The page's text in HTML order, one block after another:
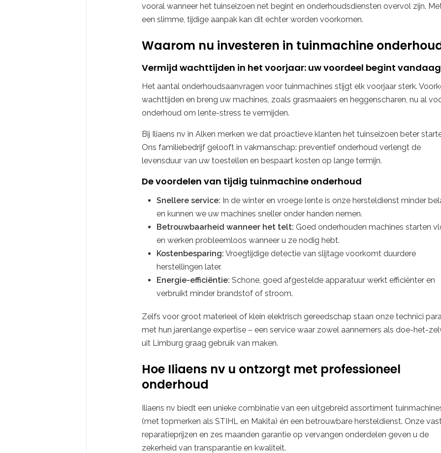
vooral wanneer het tuinseizoen net begint en onderhoudsdiensten overvol zijn.
een slimme, tijdige aanpak kan dit echter worden voorkomen.
Waarom nu investeren in tuinmachine
Vermijd wachttijden in het voorjaar: uw voordeel begint vandaag
Het aantal onderhoudsaanvragen voor tuinmachines stijgt elk voorjaar sterk.
wachttijden en breng uw machines, zoals grasmaaiers en heggenscharen, nu al
onderhoud om lente-stress te vermijden.
Bij Iliaens nv in Alken merken we dat proactieve klanten het tuinseizoen beter
Ons familiebedrijf gelooft in vakmanschap: preventief onderhoud verlengt de
levensduur van uw toestellen en bespaart kosten op lange termijn.
De voordelen van tijdig tuinmachine onderhoud
Snellere service: In de winter en vroege lente is onze hersteldienst minder
en kunnen we uw machines sneller onder handen nemen.
Betrouwbaarheid wanneer het telt: Goed onderhouden machines starten
en werken probleemloos wanneer u ze nodig hebt.
Kostenbesparing: Vroegtijdige detectie van slijtage voorkomt duurdere
herstellingen later.
Energie-efficiëntie: Schone, goed afgestelde apparatuur werkt efficiënter en
verbruikt minder brandstof of stroom.
Zelfs voor groot materieel of klein elektrisch gereedschap staan onze technici
met hun jarenlange expertise – een service waar zowel aannemers als doe-het-
uit Limburg graag gebruik van maken.
Hoe Iliaens nv u ontzorgt met professioneel
onderhoud
Iliaens nv biedt een unieke combinatie van een uitgebreid assortiment
(met topmerken als STIHL en Makita) én een betrouwbare hersteldienst. Onze
reparatieprijzen en zes maanden garantie op vervangen onderdelen geven u de
zekerheid van transparantie en kwaliteit.